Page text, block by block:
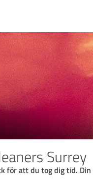
Surrey
för att du tog dig tid.